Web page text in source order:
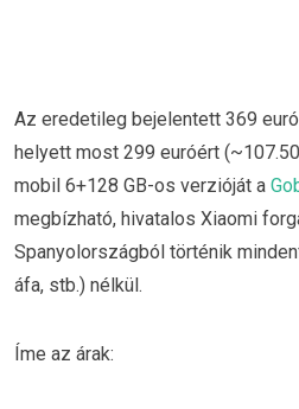
Az eredetileg bejelentett 369
helyett most 299 euróért
mobil 6+128 GB-os verzióját a
megbízható, hivatalos Xiaomi
Spanyolországból történik
áfa, stb.) nélkül.
Íme az árak: